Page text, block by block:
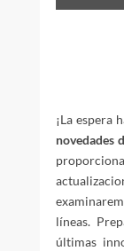
¡La espera
novedades
líneas.
últimas